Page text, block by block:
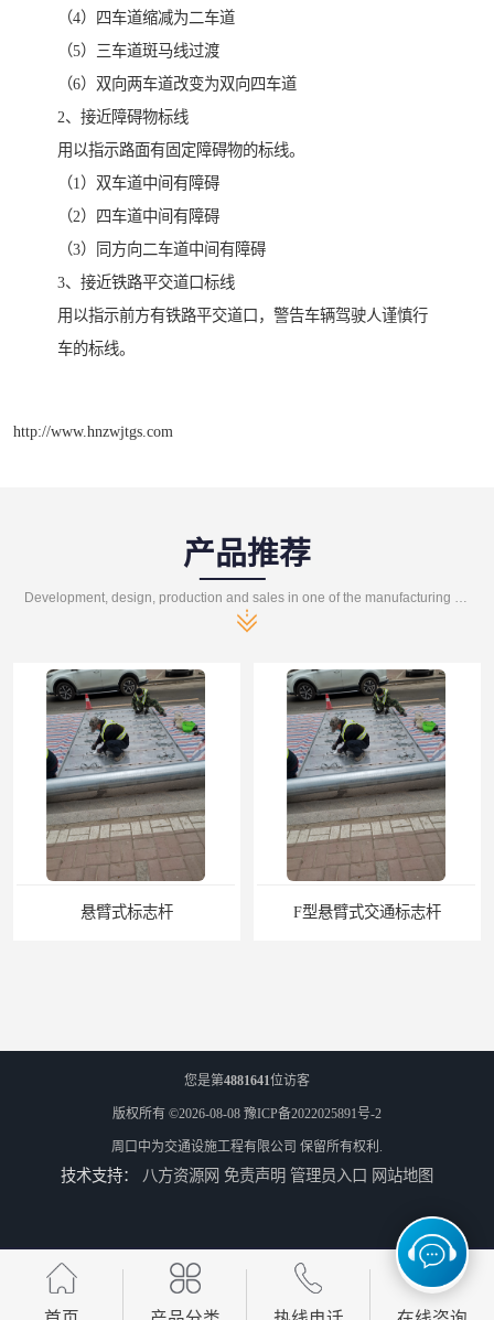
（4）四车道缩减为二车道
（5）三车道斑马线过渡
（6）双向两车道改变为双向四车道
2、接近障碍物标线
用以指示路面有固定障碍物的标线。
（1）双车道中间有障碍
（2）四车道中间有障碍
（3）同方向二车道中间有障碍
3、接近铁路平交道口标线
用以指示前方有铁路平交道口，警告车辆驾驶人谨慎行
车的标线。
http://www.hnzwjtgs.com
产品推荐
悬臂式标志杆 F型悬臂式交通标志杆
您是第4881641位访客
版权所有 ©2026-08-08 豫ICP备2022025891号-2
周口中为交通设施工程有限公司 保留所有权利.
技术支持： 八方资源网 免责声明 管理员入口 网站地图